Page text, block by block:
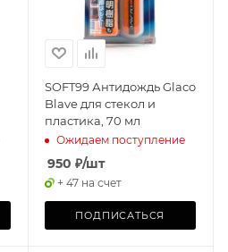
SOFT99 Антидождь Glaco
Blave для стекол и
пластика, 70 мл
Ожидаем поступление
950 ₽/шт
+ 47 на счет
ПОДПИСАТЬСЯ